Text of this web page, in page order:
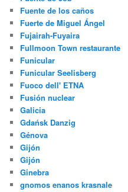
Fuente de los caños
Fuerte de Miguel Ángel
Fujairah-Fuyaira
Fullmoon Town restaurante
Funicular
Funicular Seelisberg
Fuoco dell' ETNA
Fusión nuclear
Galicia
Gdańsk Danzig
Génova
Gijón
Gijón
Ginebra
gnomos enanos krasnale